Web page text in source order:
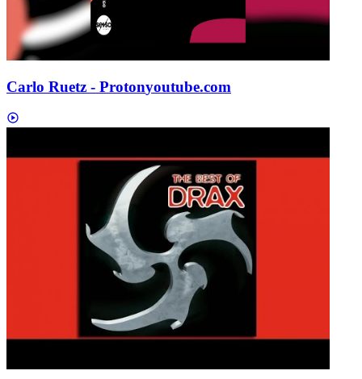
Carlo Ruetz - Protonyoutube.com